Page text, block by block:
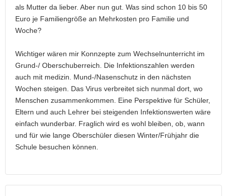
als Mutter da lieber. Aber nun gut. Was sind schon 10 bis 50
Euro je Familiengröße an Mehrkosten pro Familie und
Woche?
Wichtiger wären mir Konnzepte zum Wechselnunterricht im
Grund-/ Oberschuberreich. Die Infektionszahlen werden
auch mit medizin. Mund-/Nasenschutz in den nächsten
Wochen steigen. Das Virus verbreitet sich nunmal dort, wo
Menschen zusammenkommen. Eine Perspektive für Schüler,
Eltern und auch Lehrer bei steigenden Infektionswerten wäre
einfach wunderbar. Fraglich wird es wohl bleiben, ob, wann
und für wie lange Oberschüler diesen Winter/Frühjahr die
Schule besuchen können.